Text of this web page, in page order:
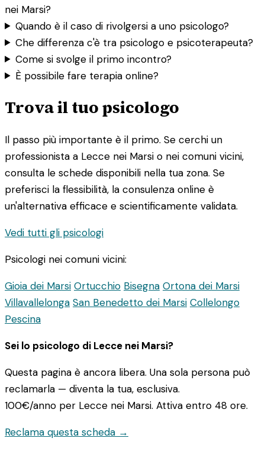
nei Marsi?
Quando è il caso di rivolgersi a uno psicologo?
Che differenza c'è tra psicologo e psicoterapeuta?
Come si svolge il primo incontro?
È possibile fare terapia online?
Trova il tuo psicologo
Il passo più importante è il primo. Se cerchi un
professionista a Lecce nei Marsi o nei comuni vicini,
consulta le schede disponibili nella tua zona. Se
preferisci la flessibilità, la consulenza online è
un'alternativa efficace e scientificamente validata.
Vedi tutti gli psicologi
Psicologi nei comuni vicini:
Gioia dei Marsi Ortucchio Bisegna Ortona dei Marsi
Villavallelonga San Benedetto dei Marsi Collelongo
Pescina
Sei lo psicologo di Lecce nei Marsi?
Questa pagina è ancora libera. Una sola persona può
reclamarla — diventa la tua, esclusiva.
100€/anno per Lecce nei Marsi. Attiva entro 48 ore.
Reclama questa scheda →